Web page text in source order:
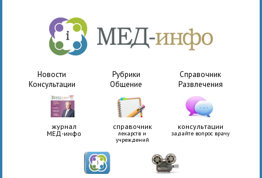
Новости Рубрики
Справочник
Консультации
Общение Развлечения
журнал
МЕД-инфо
справочник
лекарств и
учреждений
консультации
задайте вопрос врачу